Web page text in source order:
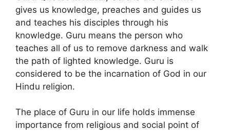
gives us knowledge, preaches and guides us
and teaches his disciples through his
knowledge. Guru means the person who
teaches all of us to remove darkness and walk
the path of lighted knowledge. Guru is
considered to be the incarnation of God in our
Hindu religion.
The place of Guru in our life holds immense
importance from religious and social point of